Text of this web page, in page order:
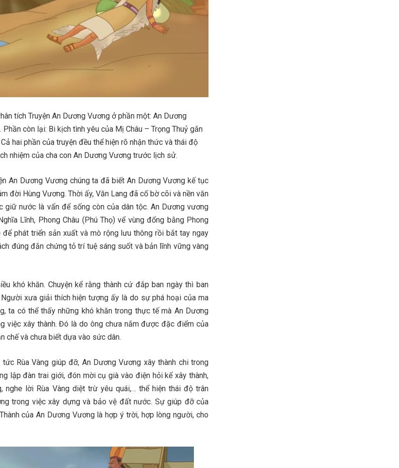
tích Truyện An Dương Vương ở phần một: An Dương
còn lại: Bi kịch tình yêu của Mị Châu – Trọng Thuỷ gắn
hai phần của truyện đều thể hiện rõ nhận thức và thái độ
nhiệm của cha con An Dương Vương trước lịch sử.
An Dương Vương chúng ta đã biết An Dương Vương kế tục
đời Hùng Vương. Thời ấy, Văn Lang đã cố bờ cõi và nền văn
giữ nước là vấn để sống còn của dân tộc. An Dương vương
Lĩnh, Phong Châu (Phú Thọ) vể vùng đổng bằng Phong
để phát triển sản xuất và mò rộng lưu thông rồi bắt tay ngay
đúng đắn chứng tỏ trí tuệ sáng suốt và bản lĩnh vững vàng
khó khăn. Chuyện kể rằng thành cứ đắp ban ngày thì ban
xưa giải thích hiện tượng ấy là do sự phá hoại của ma
ta có thể thấy những khó khăn trong thực tế mà An Dương
việc xây thành. Đó là do ông chưa nắm được đặc điểm của
chế và chưa biết dựa vào sức dân.
Rùa Vàng giúp đỡ, An Dương Vương xây thành chi trong
lập đàn trai giới, đón mời cụ già vào điện hỏi kế xây thành,
nghe lời Rùa Vàng diệt trừ yêu quái,… thể hiện thái độ trân
trong việc xây dựng và bảo vệ đất nước. Sự giúp đỡ của
của An Dương Vương là hợp ý trời, hợp lòng người, cho